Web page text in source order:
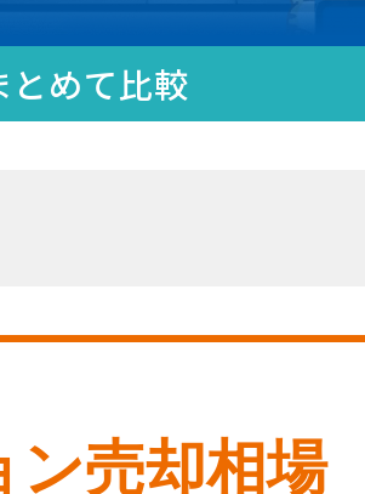
とめて比較
ン売却相場